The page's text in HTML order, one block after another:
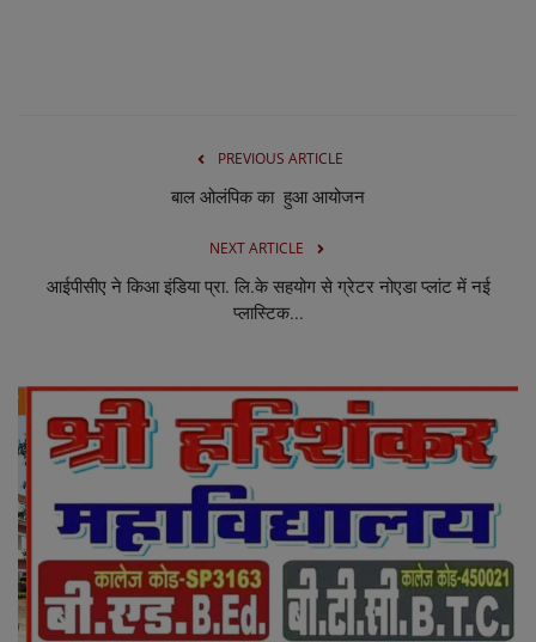
PREVIOUS ARTICLE
बाल ओलंपिक का हुआ आयोजन
NEXT ARTICLE
आईपीसीए ने किआ इंडिया प्रा. लि.के सहयोग से ग्रेटर नोएडा प्लांट में नई
प्लास्टिक...